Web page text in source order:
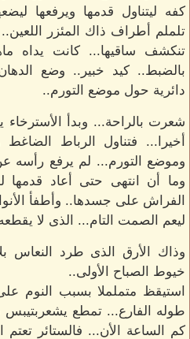
كفه ليتناول قدمها ويرفعها
تلملم أطراف ذاك المئزر
تنكشف ساقيها... كانت يداه
بالضبط.. كيد خبير.. وضع
دائرية حول موضع التورم..
شعرت بالراحة... وبدأ
أخيرا... فتناول الرباط
وموضع التورم... لم يرفع رأسه
وما أن انتهى حتى أعاد
الفراش على جسدها.. وأطفأ
ليعم الصمت التام... الذى لا
وذاك الأرق الذى طرد النعاس
خيوط الصباح الأولى..
استيقظ متململا بسبب النوم
طوله الفارع... تمطع
كم الساعة الأن... فالستائر